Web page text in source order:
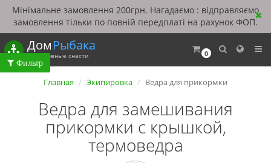
Мінімальне замовлення 200грн. Нагадаємо : відправляємо
замовлення тільки по повній передплаті на рахунок ФОП.
0
ДомРыбака
Рыболовные снасти
Главная Экипировка Ведра для прикормки
Ведра для замешивания
прикормки с крышкой,
термоведра